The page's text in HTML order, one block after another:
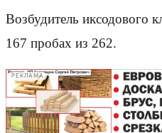
Возбудитель иксодового
167 пробах из 262.
РЕКЛАМА